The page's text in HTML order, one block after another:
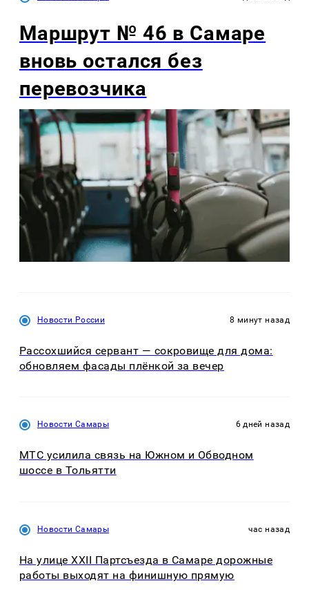
Маршрут № 46 в Самаре
вновь остался без
перевозчика
Новости России 8 минут назад
Рассохшийся сервант — сокровище для дома:
обновляем фасады плёнкой за вечер
Новости Самары 6 дней назад
МТС усилила связь на Южном и Обводном
шоссе в Тольятти
Новости Самары час назад
На улице XXII Партсъезда в Самаре дорожные
работы выходят на финишную прямую